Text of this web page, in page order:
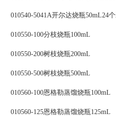
010540-5041A开尔达烧瓶50mL24
010550-100分枝烧瓶100mL
010550-200树枝烧瓶200mL
010550-500树枝烧瓶500mL
010560-100恩格勒蒸馏烧瓶100mL
010560-125恩格勒蒸馏烧瓶125mL